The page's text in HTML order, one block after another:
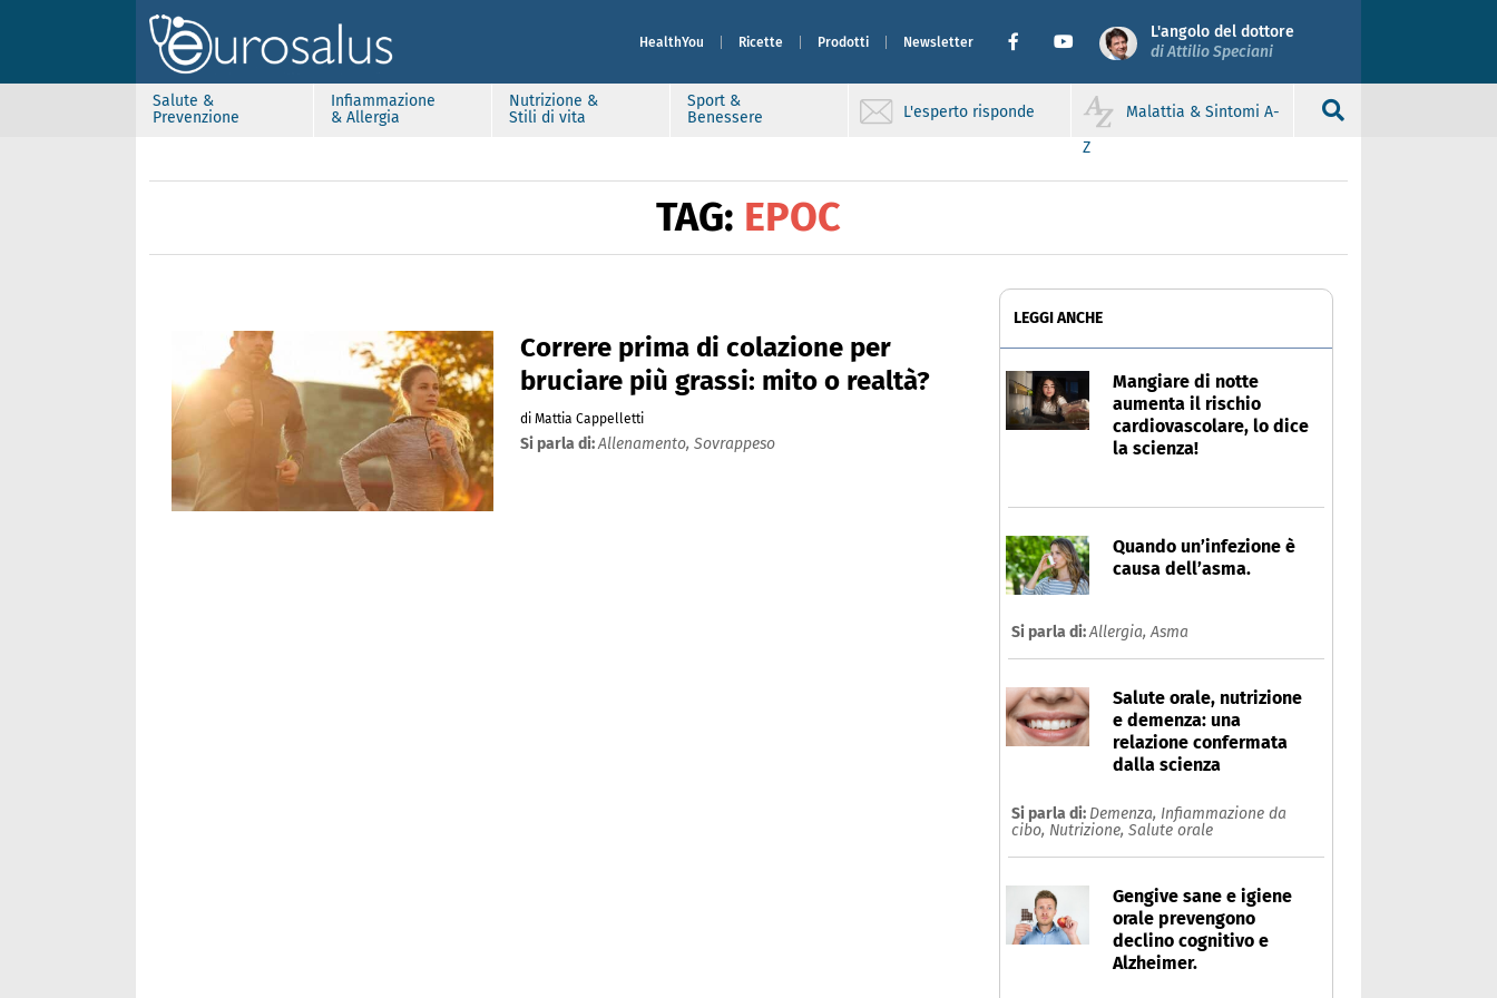
HealthYou Ricette Prodotti Newsletter
L'angolo del dottore
di Attilio Speciani
Salute &
Prevenzione
Infiammazione
& Allergia
Nutrizione &
Stili di vita
Sport &
Benessere
L'esperto risponde
Malattia & Sintomi A-
Z
TAG: EPOC
Correre prima di colazione per
bruciare più grassi: mito o realtà?
di Mattia Cappelletti
Si parla di:Allenamento, Sovrappeso
LEGGI ANCHE
Mangiare di notte
aumenta il rischio
cardiovascolare, lo dice
la scienza!
Quando un’infezione è
causa dell’asma.
Si parla di:Allergia,Asma
Salute orale, nutrizione
e demenza: una
relazione confermata
dalla scienza
Si parla di: Demenza, Infiammazione da
cibo, Nutrizione, Salute orale
Gengive sane e igiene
orale prevengono
declino cognitivo e
Alzheimer.